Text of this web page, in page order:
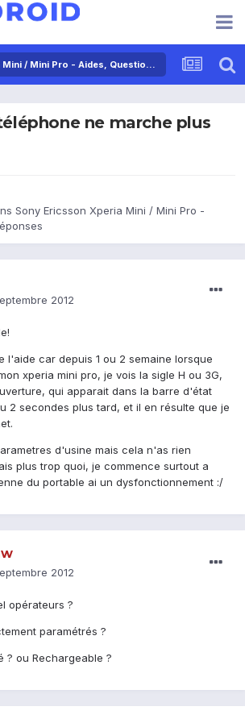
Sony Ericsson Xperia Mini / Mini Pro - Aides, Questions & Réponses
ne marche plus
Sony Ericsson Xperia Mini / Mini Pro -
2012
l'aide car depuis 1 ou 2 semaine lorsque
xperia mini pro, je vois la sigle H ou 3G,
qui apparait dans la barre d'état
2 secondes plus tard, et il en résulte que je
d'usine mais cela n'as rien
plus trop quoi, je commence surtout a
du portable ai un dysfonctionnement :/
2012
opérateurs ?
paramétrés ?
? ou Rechargeable ?